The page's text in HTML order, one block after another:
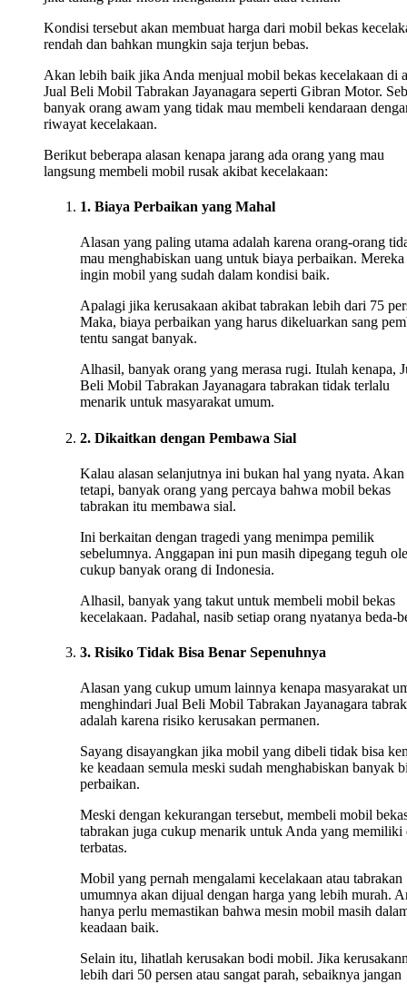
Kondisi tersebut akan membuat harga dari mobil bekas
rendah dan bahkan mungkin saja terjun bebas.
Akan lebih baik jika Anda menjual mobil bekas kecelakaan di
Jual Beli Mobil Tabrakan Jayanagara seperti Gibran Motor.
banyak orang awam yang tidak mau membeli kendaraan
riwayat kecelakaan.
Berikut beberapa alasan kenapa jarang ada orang yang mau
langsung membeli mobil rusak akibat kecelakaan:
1. Biaya Perbaikan yang Mahal
Alasan yang paling utama adalah karena orang-orang
mau menghabiskan uang untuk biaya perbaikan. Mereka
ingin mobil yang sudah dalam kondisi baik.
Apalagi jika kerusakaan akibat tabrakan lebih dari 75
Maka, biaya perbaikan yang harus dikeluarkan sang
tentu sangat banyak.
Alhasil, banyak orang yang merasa rugi. Itulah kenapa,
Beli Mobil Tabrakan Jayanagara tabrakan tidak terlalu
menarik untuk masyarakat umum.
2. Dikaitkan dengan Pembawa Sial
Kalau alasan selanjutnya ini bukan hal yang nyata. Akan
tetapi, banyak orang yang percaya bahwa mobil bekas
tabrakan itu membawa sial.
Ini berkaitan dengan tragedi yang menimpa pemilik
sebelumnya. Anggapan ini pun masih dipegang teguh
cukup banyak orang di Indonesia.
Alhasil, banyak yang takut untuk membeli mobil bekas
kecelakaan. Padahal, nasib setiap orang nyatanya beda-
3. Risiko Tidak Bisa Benar Sepenuhnya
Alasan yang cukup umum lainnya kenapa masyarakat
menghindari Jual Beli Mobil Tabrakan Jayanagara
adalah karena risiko kerusakan permanen.
Sayang disayangkan jika mobil yang dibeli tidak bisa
ke keadaan semula meski sudah menghabiskan banyak
perbaikan.
Meski dengan kekurangan tersebut, membeli mobil
tabrakan juga cukup menarik untuk Anda yang memiliki
terbatas.
Mobil yang pernah mengalami kecelakaan atau tabrakan
umumnya akan dijual dengan harga yang lebih murah.
hanya perlu memastikan bahwa mesin mobil masih
keadaan baik.
Selain itu, lihatlah kerusakan bodi mobil. Jika
lebih dari 50 persen atau sangat parah, sebaiknya jangan